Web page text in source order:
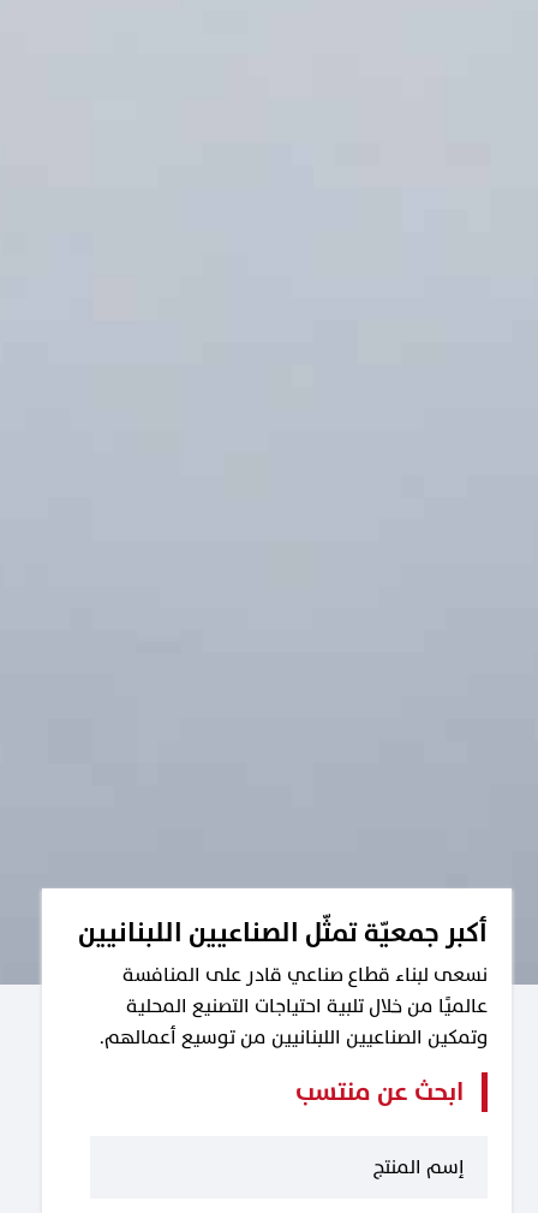
أكبر جمعيّة تمثّل الصناعيين اللبنانيين
نسعى لبناء قطاع صناعي قادر على المنافسة
عالميًا من خلال تلبية احتياجات التصنيع المحلية
وتمكين الصناعيين اللبنانيين من توسيع أعمالهم.
ابحث عن منتسب